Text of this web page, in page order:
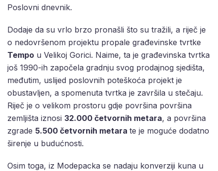
Poslovni dnevnik.
Dodaje da su vrlo brzo pronašli što su tražili, a riječ je
o nedovršenom projektu propale građevinske tvrtke
Tempo u Velikoj Gorici. Naime, ta je građevinska tvrtka
još 1990-ih započela gradnju svog prodajnog sjedišta,
međutim, uslijed poslovnih poteškoća projekt je
obustavljen, a spomenuta tvrtka je završila u stečaju.
Riječ je o velikom prostoru gdje površina površina
zemljišta iznosi 32.000 četvornih metara, a površina
zgrade 5.500 četvornih metara te je moguće dodatno
širenje u budućnosti.
Osim toga, iz Modepacka se nadaju konverziji kuna u